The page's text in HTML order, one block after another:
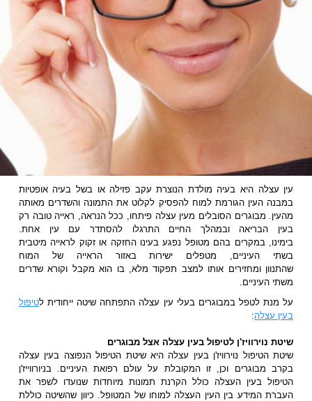
עין עצלה היא בעיה מולדת הנוצרת עקב פזילה או בשל בעיה אופטיות
במבנה העין הגורמת למוח להפסיק לקלוט את התמונה והשדרים מאותה
מהעין. מבוגרים הסובלים מעין עצלה פיתחו, ככל הנראה, ראייה טובה רק
בעין הבריאה ובמהלך החיים התרגלו להסתדר עם עין אחת.
בימינו, במקרים בהם מטופל נפגע בעינו החזקה או זקוק לראייה מיטבית
בשתי העיניים, מטפלים ישירות באזור הראייה של המוח
שהתנוון ומחזירים אותו למצב תפקוד מלא, בו הוא מקבל וקורא שדרים
משתי העיניים.
על מנת לטפל במבוגרים בעלי עין עצלה התפתחה שיטה ייחודית לטיפול
בעין עצלה:
שיטת נוירוויז'ן לטיפול בעין עצלה אצל מבוגרים
שיטת הטיפול נוירוויז'ן בעין עצלה היא שיטת הטיפול הנפוצה בעין עצלה
בקרב מבוגרים וכן, זו המקובלת על עולם רפואת העיניים. בניורווייז'ן
הטיפול בעין העצלה כולל הקרנת תמונות מיוחדות שנועדו לשפר את
העברת המידע בין העין העצלה למוחו של המטופל. כיוון שהשיטה כוללת